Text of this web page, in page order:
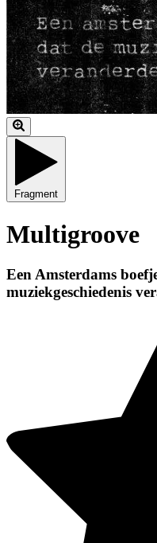
Fragment
Multigroove
Een Amsterdams
muziekgeschiedenis